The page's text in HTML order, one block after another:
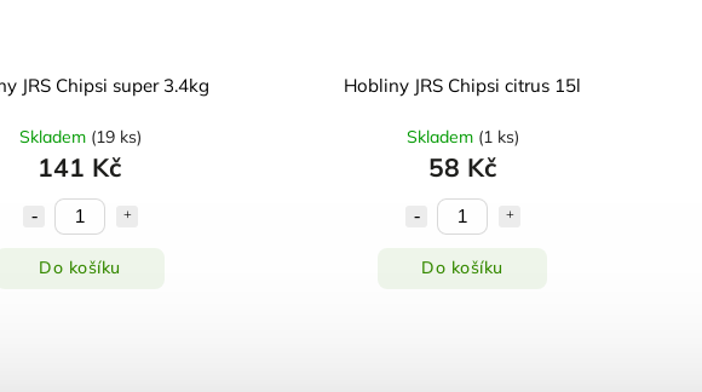
JRS Chipsi super 3.4kg
Skladem (19 ks)
141 Kč
Do košíku
Hobliny JRS Chipsi citrus 15l
Skladem (1 ks)
58 Kč
Do košíku